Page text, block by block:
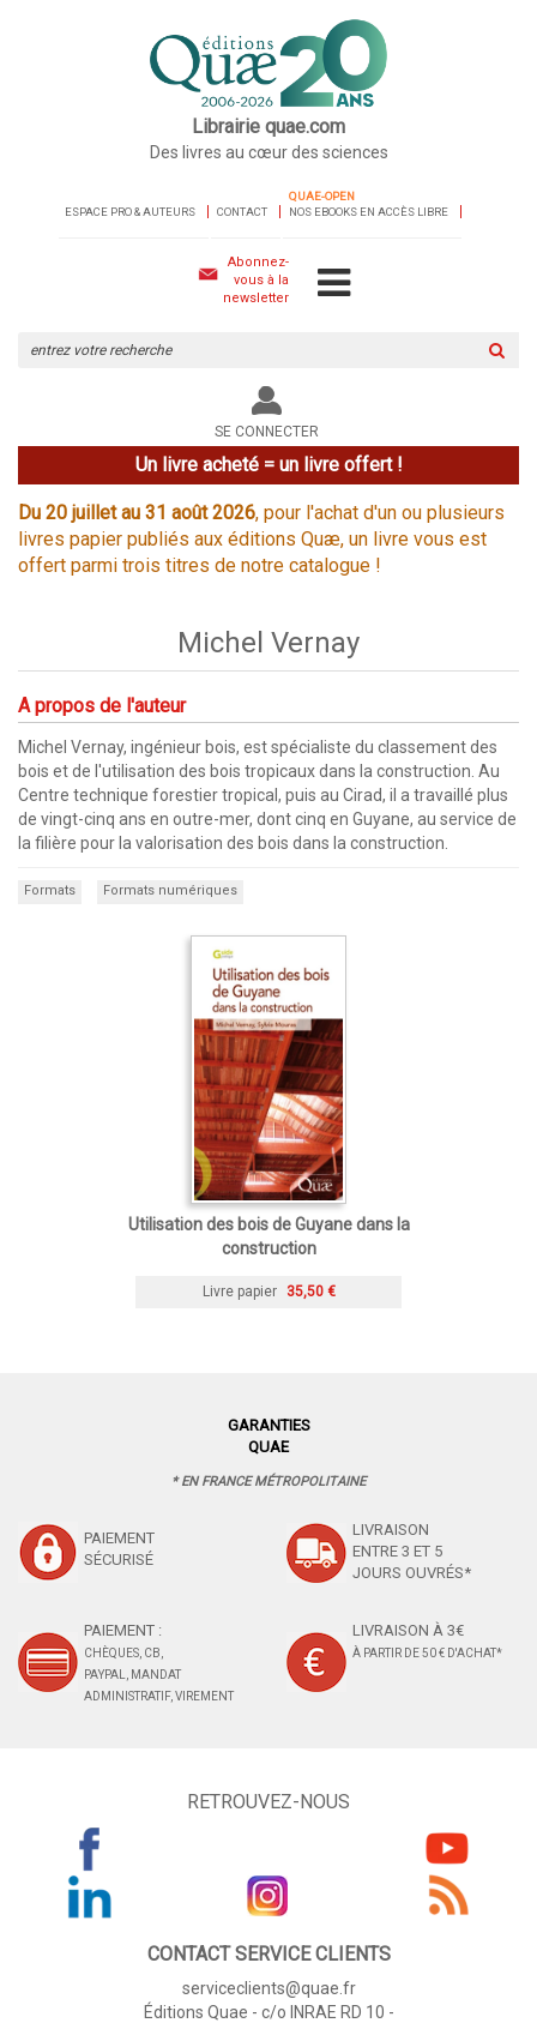
Librairie quae.com
Des livres au cœur des sciences
ESPACE PRO & AUTEURS CONTACT
QUAE-OPEN
NOS EBOOKS EN ACCÈS LIBRE
Abonnez-
vous à la
newsletter
le
site
SE CONNECTER
Un livre acheté = un livre offert !
Du 20 juillet au 31 août 2026, pour l'achat d'un ou plusieurs
livres papier publiés aux éditions Quæ, un livre vous est
offert parmi trois titres de notre catalogue !
Michel Vernay
A propos de l'auteur
Michel Vernay, ingénieur bois, est spécialiste du classement des
bois et de l'utilisation des bois tropicaux dans la construction. Au
Centre technique forestier tropical, puis au Cirad, il a travaillé plus
de vingt-cinq ans en outre-mer, dont cinq en Guyane, au service de
la filière pour la valorisation des bois dans la construction.
Formats Formats numériques
Utilisation des bois de Guyane dans la
construction
Livre papier 35,50 €
GARANTIES
QUAE
* EN FRANCE MÉTROPOLITAINE
PAIEMENT
SÉCURISÉ
LIVRAISON
ENTRE 3 ET 5
JOURS OUVRÉS*
PAIEMENT :
CHÈQUES, CB,
PAYPAL, MANDAT
ADMINISTRATIF, VIREMENT
LIVRAISON À 3€
À PARTIR DE 50 € D'ACHAT*
RETROUVEZ-NOUS
CONTACT SERVICE CLIENTS
serviceclients@quae.fr
Éditions Quae - c/o INRAE RD 10 -